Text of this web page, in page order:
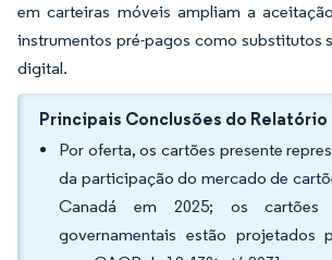
em carteiras móveis ampliam a
instrumentos pré-pagos como substitutos
digital.
Principais Conclusões do Relatório
Por oferta, os cartões presente
da participação do mercado de
Canadá em 2025; os cartões
governamentais estão projetados